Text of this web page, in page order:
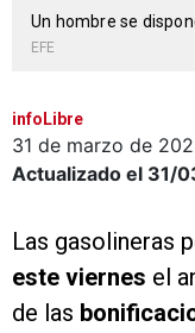
Un hombre se
EFE
infoLibre
31 de marzo de
Actualizado el 31/
Las gasolineras
este viernes el
de las